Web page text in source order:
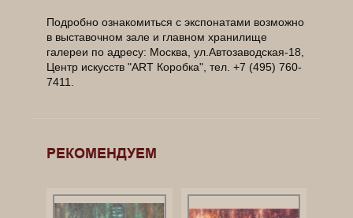
Подробно ознакомиться с экспонатами возможно
в выставочном зале и главном хранилище
галереи по адресу: Москва, ул.Автозаводская-18,
Центр искусств "ART Коробка", тел. +7 (495) 760-
7411.
____________
РЕКОМЕНДУЕМ